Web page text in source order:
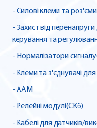
- Силові клеми та
- Захист від
керування та
- Нормалізатори
- Клеми та з'єднувачі
- AAM
- Релейні модулі(CK6)
- Кабелі для датчиків/